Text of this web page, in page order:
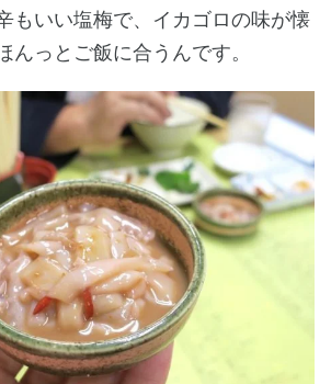
もいい塩梅で、イカゴロの味が懐
んっとご飯に合うんです。